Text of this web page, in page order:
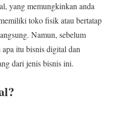
yang memungkinkan anda
toko fisik atau bertatap
Namun, sebelum
itu bisnis digital dan
dari jenis bisnis ini.